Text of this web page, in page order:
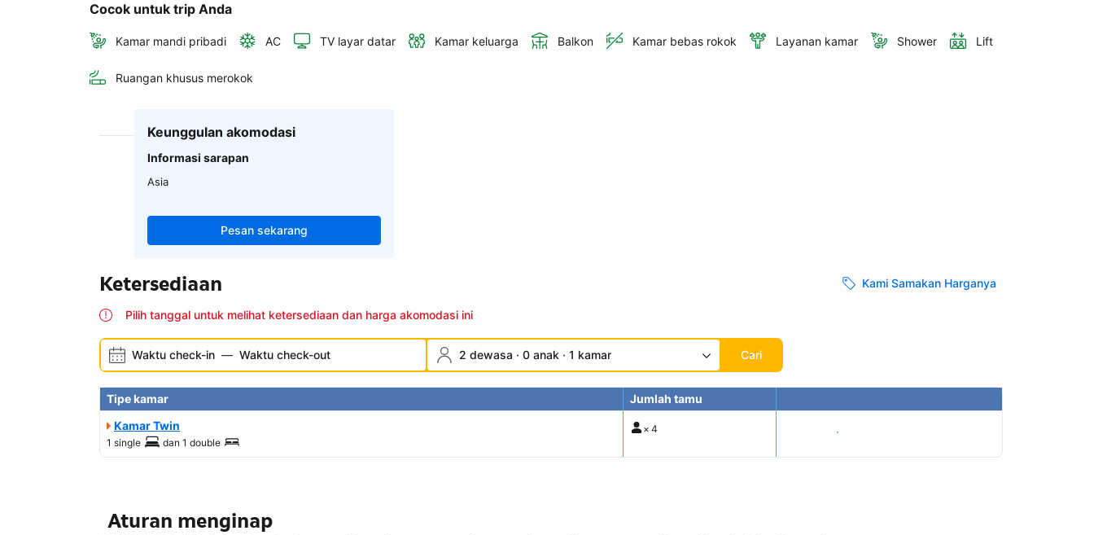
Cocok untuk trip Anda
Kamar mandi pribadi AC TV layar datar Kamar keluarga Balkon Kamar bebas rokok Layanan kamar Shower Lift
Ruangan khusus merokok
Keunggulan akomodasi
Informasi sarapan
Asia
Pesan sekarang
Ketersediaan Kami Samakan Harganya
Pilih tanggal untuk melihat ketersediaan dan harga akomodasi ini
Waktu check-in — Waktu check-out 2 dewasa · 0 anak · 1 kamar Cari
Tipe kamar
Jumlah tamu
Kamar Twin
1 single dan 1 double
× 4 Tampilkan harga
Aturan menginap